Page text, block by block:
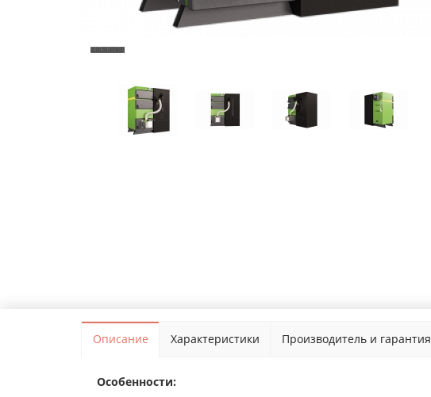
Описание Характеристики Производитель и гарантия
Особенности: